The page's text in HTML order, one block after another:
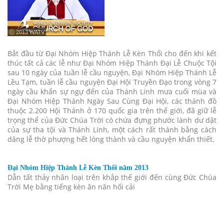
ⓒ 2013 WATV
Bắt đầu từ Đại Nhóm Hiệp Thánh Lễ Kèn Thổi cho đến khi kết
thúc tất cả các lễ như Đại Nhóm Hiệp Thánh Đại Lễ Chuộc Tội
sau 10 ngày của tuần lễ cầu nguyện, Đại Nhóm Hiệp Thánh Lễ
Lều Tạm, tuần lễ cầu nguyện Đại Hội Truyền Đạo trong vòng 7
ngày cầu khẩn sự ngự đến của Thánh Linh mưa cuối mùa và
Đại Nhóm Hiệp Thánh Ngày Sau Cùng Đại Hội, các thánh đồ
thuộc 2.200 Hội Thánh ở 170 quốc gia trên thế giới, đã giữ lễ
trọng thể của Đức Chúa Trời có chứa đựng phước lành dư dật
của sự tha tội và Thánh Linh, một cách rất thánh bằng cách
dâng lễ thờ phượng hết lòng thành và cầu nguyện khẩn thiết.
Đại Nhóm Hiệp Thánh Lễ Kèn Thổi năm 2013
Dẫn tất thảy nhân loại trên khắp thế giới đến cùng Đức Chúa
Trời Mẹ bằng tiếng kèn ăn năn hối cải